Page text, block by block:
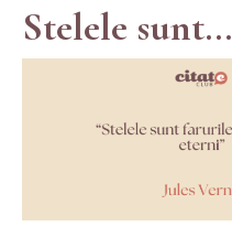
Stelele sunt...